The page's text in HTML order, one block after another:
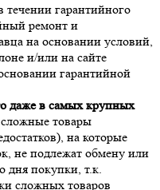
течении гарантийного
ремонт и
на основании условий,
и/или на сайте
гарантийной
даже в самых крупных
товары
на которые
не подлежат обмену или
дня покупки, т.к.
сложных товаров